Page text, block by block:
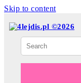
Skip to content